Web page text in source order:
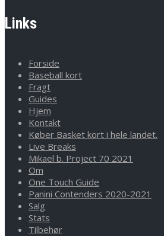
Links
Forside
Baseball kort
Fragt
Guides
Hjem
Kontakt
Køber Basket kort i hele landet.
Live Breaks
Mikael b. Project 70 2021
Om
One Touch Guide
Panini Contenders 2020-2021
Salg
Stats
Tilbehør